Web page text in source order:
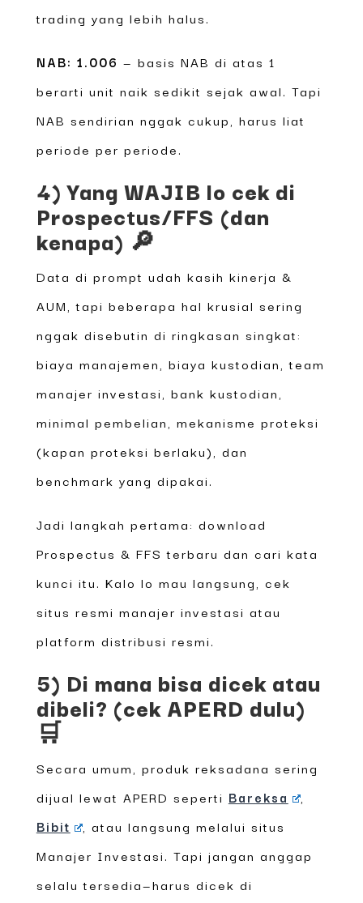
trading yang lebih halus.
NAB: 1.006 — basis NAB di atas 1
berarti unit naik sedikit sejak awal. Tapi
NAB sendirian nggak cukup, harus liat
periode per periode.
4) Yang WAJIB lo cek di
Prospectus/FFS (dan
kenapa) 🔎
Data di prompt udah kasih kinerja &
AUM, tapi beberapa hal krusial sering
nggak disebutin di ringkasan singkat:
biaya manajemen, biaya kustodian, team
manajer investasi, bank kustodian,
minimal pembelian, mekanisme proteksi
(kapan proteksi berlaku), dan
benchmark yang dipakai.
Jadi langkah pertama: download
Prospectus & FFS terbaru dan cari kata
kunci itu. Kalo lo mau langsung, cek
situs resmi manajer investasi atau
platform distribusi resmi.
5) Di mana bisa dicek atau
dibeli? (cek APERD dulu)
🛒
Secara umum, produk reksadana sering
dijual lewat APERD seperti Bareksa
Bibit
, atau langsung melalui situs
Manajer Investasi. Tapi jangan anggap
selalu tersedia—harus dicek di